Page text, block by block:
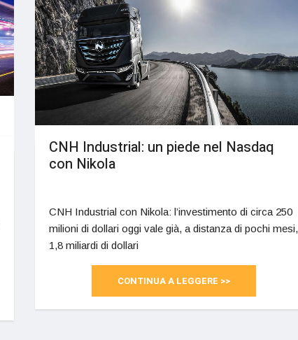
CNH Industrial: un piede nel Nasdaq
con Nikola
CNH Industrial con Nikola: l’investimento di circa 250
milioni di dollari oggi vale già, a distanza di pochi mesi,
1,8 miliardi di dollari
CONTINUA A LEGGERE >>